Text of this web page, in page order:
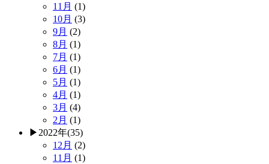
11月 (1)
10月 (3)
9月 (2)
8月 (1)
7月 (1)
6月 (1)
5月 (1)
4月 (1)
3月 (4)
2月 (1)
▶ 2022年(35)
12月 (2)
11月 (1)